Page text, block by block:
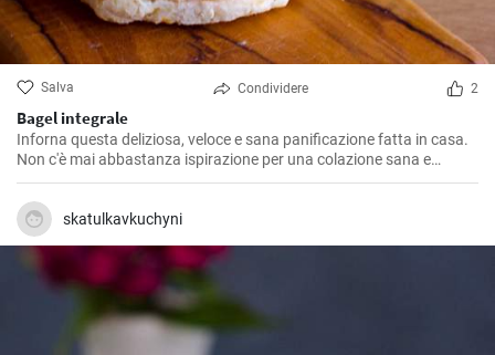
Salva Condividere 2
Bagel integrale
Inforna questa deliziosa, veloce e sana panificazione fatta in casa.
Non c'è mai abbastanza ispirazione per una colazione sana e
gustosa.
skatulkavkuchyni